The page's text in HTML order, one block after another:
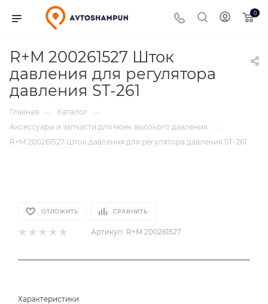
0
R+M 200261527 Шток
давления для регулятора
давления ST-261
Главная — Каталог —
Аксессуары и запчасти для моек высокого давления
—
R+M 200261527 Шток давления для регулятора давления ST-261
ОТЛОЖИТЬ СРАВНИТЬ
Артикул: R+M 200261527
Характеристики